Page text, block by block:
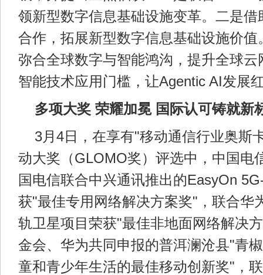
领新型数字信息基础设施变革。二是
合作，拓展新型数字信息基础设施价
弥合全球数字与智能鸿沟，提升全球云
智能技术应用门槛，让Agentic AI发展
多项大奖 荣耀加冕 国际认可铸就新
3月4日，在享有"移动通信行业奥斯
动大奖（GLOMO奖）评选中，中国电
国电信联合中兴通讯推出的EasyOn
获"最佳专用网络解决方案奖"，联合华
轨卫星项目荣获"最佳非地面网络解决
金会、华为共同申报的普洱澜沧县"青
童和青少年生活的最佳移动创新奖"，